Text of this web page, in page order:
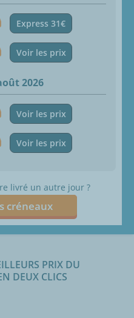
Express 31€
Voir les prix
2026
Voir les prix
Voir les prix
livré un autre jour ?
créneaux
PRIX DU
DEUX CLICS